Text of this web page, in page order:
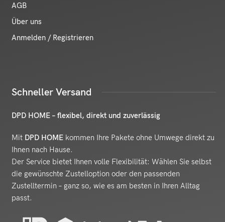
AGB
Über uns
Anmelden / Registrieren
Schneller Versand
DPD HOME – flexibel, direkt und zuverlässig
Mit DPD HOME kommen Ihre Pakete ohne Umwege direkt zu
Ihnen nach Hause.
Der Service bietet Ihnen volle Flexibilität: Wählen Sie selbst
die gewünschte Zustelloption oder den passenden
Zustelltermin – ganz so, wie es am besten in Ihren Alltag
passt.